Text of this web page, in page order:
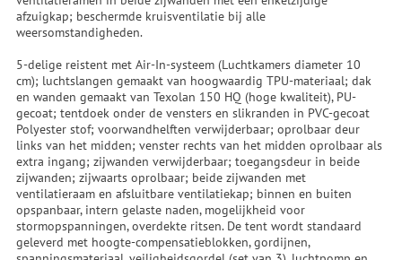
afzuigkap; beschermde kruisventilatie bij alle
weersomstandigheden.
5-delige reistent met Air-In-systeem (Luchtkamers diameter 10
cm); luchtslangen gemaakt van hoogwaardig TPU-materiaal; dak
en wanden gemaakt van Texolan 150 HQ (hoge kwaliteit), PU-
gecoat; tentdoek onder de vensters en slikranden in PVC-gecoat
Polyester stof; voorwandhelften verwijderbaar; oprolbaar deur
links van het midden; venster rechts van het midden oprolbaar als
extra ingang; zijwanden verwijderbaar; toegangsdeur in beide
zijwanden; zijwaarts oprolbaar; beide zijwanden met
ventilatieraam en afsluitbare ventilatiekap; binnen en buiten
opspanbaar, intern gelaste naden, mogelijkheid voor
stormopspanningen, overdekte ritsen. De tent wordt standaard
geleverd met hoogte-compensatieblokken, gordijnen,